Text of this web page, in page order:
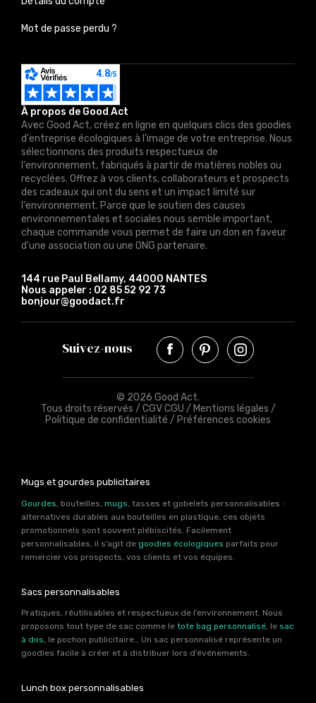
À propos de Good Act
Avec Good Act, créez en ligne en quelques clics des goodies
d'entreprise écologiques à l'image de votre entreprise. Nous
sélectionnons des produits respectueux de
l'environnement, fabriqués à partir de matières nobles ou
recyclées. Offrez à vos clients, collaborateurs et prospects
des cadeaux qui ont du sens et un impact limité sur
l'environnement. Parce que le soutien des causes
environnementales et sociales nous semble important,
chaque commande vous permet de faire un don en faveur
d'une association ou une ONG partenaire.
144 rue Paul Bellamy, 44000 NANTES
Nous appeler : 02 85 52 92 73
bonjour@goodact.fr
Mot de passe perdu ?
Suivez-nous
© 2026 Good Act.
Tous droits réservés / CGV CGU / Mentions légales /
Politique de confidentialité / Préférences cookies
Mugs et gourdes publicitaires
Gourdes , bouteilles, mugs , tasses et gobelets personnalisables :
alternatives durables aux bouteilles en plastique, ces objets
promotionnels sont souvent plébiscités. Facilement
personnalisables, il s’agit de goodies écologiques parfaits pour
remercier vos prospects, vos clients et vos équipes.
Sacs personnalisables
Pratiques, réutilisables et respectueux de l’environnement. Nous
proposons tout type de sac comme le tote bag personnalisé, le sac
à dos, le pochon publicitaire… Un sac personnalisé représente un
goodies facile à créer et à distribuer lors d’événements.
Lunch box personnalisables